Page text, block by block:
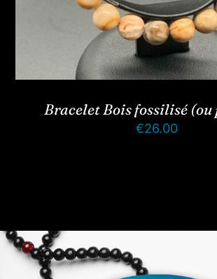
Bracelet Bois fossilisé
€26.00